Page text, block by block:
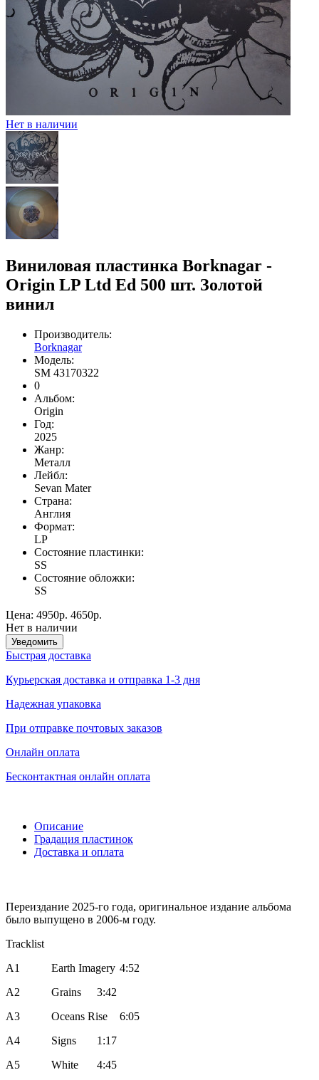
Нет в наличии
Виниловая пластинка Borknagar -
Origin LP Ltd Ed 500 шт. Золотой
винил
Производитель:
Borknagar
Модель:
SM 43170322
0
Альбом:
Origin
Год:
2025
Жанр:
Meталл
Лейбл:
Sevan Mater
Страна:
Англия
Формат:
LP
Состояние пластинки:
SS
Состояние обложки:
SS
Цена: 4950р. 4650р.
Нет в наличии
Уведомить
Быстрая доставка
Курьерская доставка и отправка 1-3 дня
Надежная упаковка
При отправке почтовых заказов
Онлайн оплата
Бесконтактная онлайн оплата
Описание
Градация пластинок
Доставка и оплата
Переиздание 2025-го года, оригинальное издание альбома
было выпущено в 2006-м году.
Tracklist
A1
Earth Imagery 4:52
A2
Grains
3:42
A3
Oceans Rise
6:05
A4
Signs
1:17
A5
White 4:45